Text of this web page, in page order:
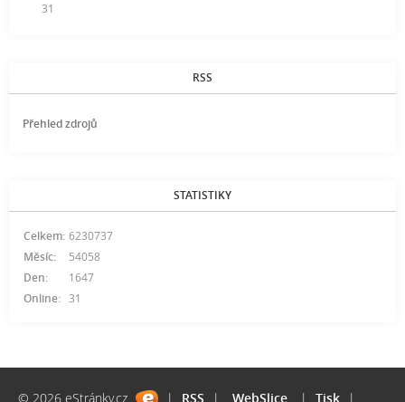
31
RSS
Přehled zdrojů
STATISTIKY
Online: 31
Celkem: 6230737
Měsíc:
54058
Den:
1647
© 2026 eStránky.cz | RSS | WebSlice | Tisk |